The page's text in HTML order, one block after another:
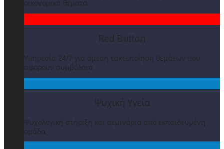
οικονομικά θέματα
Red Button
Υπηρεσία 24/7 για άμεση τακτοποίηση θεμάτων που
αφορούν συμβόλαια
Ψυχική Υγεία
Ψυχολογική στήριξη και σεμινάρια από εκπαιδευμένη
ομάδα